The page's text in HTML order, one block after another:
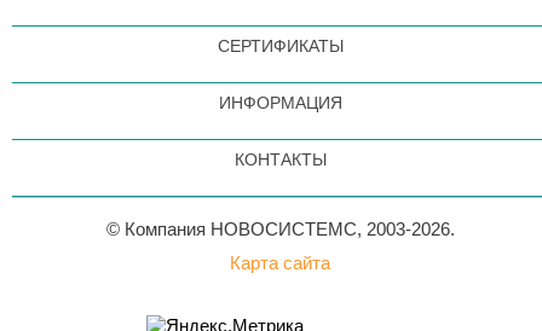
СЕРТИФИКАТЫ
ИНФОРМАЦИЯ
КОНТАКТЫ
© Компания НОВОСИСТЕМС, 2003-2026.
Карта сайта